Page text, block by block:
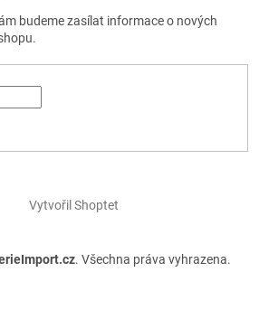
budeme zasílat informace o nových
Vytvořil Shoptet
. Všechna práva vyhrazena.